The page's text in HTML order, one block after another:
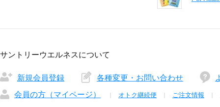
サントリーウエルネスについて
新規会員登録 各種変更・お問い合わせ
会員の方（マイページ）
オトク継続便 ご注文情報